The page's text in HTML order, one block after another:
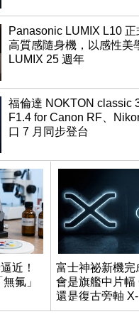
Panasonic LUMIX L10 正
高質感隨身機，以感性美
LUMIX 25 週年
福倫達 NOKTON classic
F1.4 for Canon RF、
口 7 月同步登台
近！
氟」
富士神祕新機完
會是旗艦中片幅
還是復古旁軸